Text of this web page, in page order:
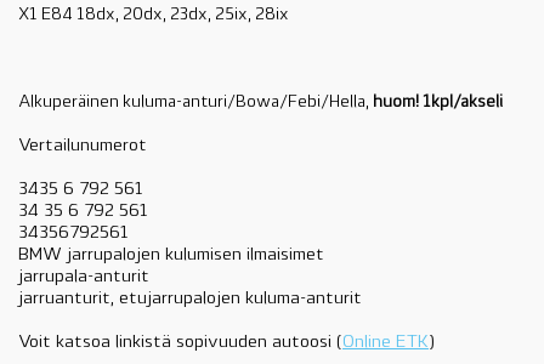
X1 E84 18dx, 20dx, 23dx, 25ix, 28ix
Alkuperäinen kuluma-anturi/Bowa/Febi/Hella, huom! 1kpl/akseli
Vertailunumerot
3435 6 792 561
34 35 6 792 561
34356792561
BMW jarrupalojen kulumisen ilmaisimet
jarrupala-anturit
jarruanturit, etujarrupalojen kuluma-anturit
Voit katsoa linkistä sopivuuden autoosi ( Online ETK )